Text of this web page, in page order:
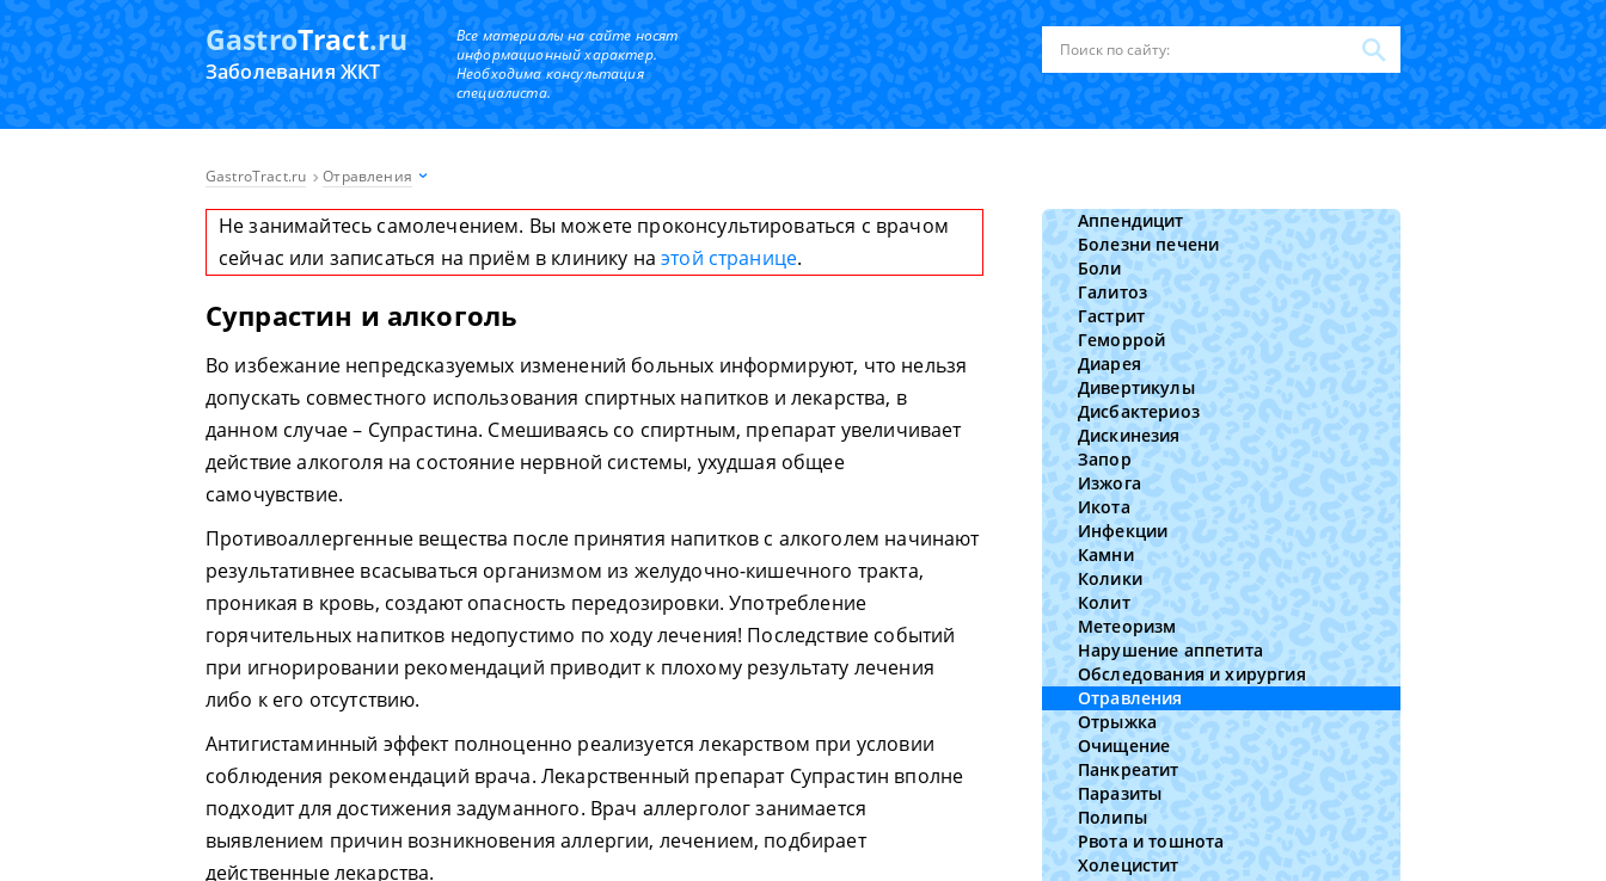
GastroTract.ru
Заболевания ЖКТ
Все материалы на сайте носят
информационный характер.
Необходима консультация
специалиста.
GastroTract.ru Отравления
Не занимайтесь самолечением. Вы можете проконсультироваться с врачом
сейчас или записаться на приём в клинику наэтой странице.
Супрастин и алкоголь
Во избежание непредсказуемых изменений больных информируют, что нельзя
допускать совместного использования спиртных напитков и лекарства, в
данном случае – Супрастина. Смешиваясь со спиртным, препарат увеличивает
действие алкоголя на состояние нервной системы, ухудшая общее
самочувствие.
Противоаллергенные вещества после принятия напитков с алкоголем начинают
результативнее всасываться организмом из желудочно-кишечного тракта,
проникая в кровь, создают опасность передозировки. Употребление
горячительных напитков недопустимо по ходу лечения! Последствие событий
при игнорировании рекомендаций приводит к плохому результату лечения
либо к его отсутствию.
Антигистаминный эффект полноценно реализуется лекарством при условии
соблюдения рекомендаций врача. Лекарственный препарат Супрастин вполне
подходит для достижения задуманного. Врач аллерголог занимается
выявлением причин возникновения аллергии, лечением, подбирает
действенные лекарства.
Аппендицит
Болезни печени
Боли
Галитоз
Гастрит
Геморрой
Диарея
Дивертикулы
Дисбактериоз
Дискинезия
Запор
Изжога
Икота
Инфекции
Камни
Колики
Колит
Метеоризм
Нарушение аппетита
Обследования и хирургия
Отравления
Отрыжка
Очищение
Панкреатит
Паразиты
Полипы
Рвота и тошнота
Холецистит